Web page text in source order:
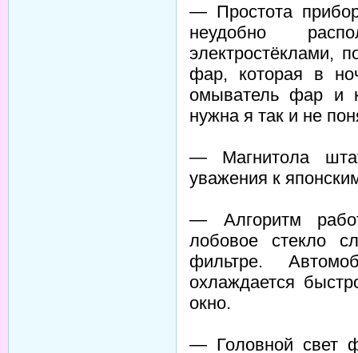
— Простота
неудобно
электростёклами,
фар, которая в
омыватель фар и
нужна я так и не
— Магнитола
уважения к
— Алгоритм
лобовое стекло
фильтре.
охлаждается
окно.
— Головной свет